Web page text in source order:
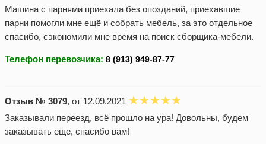
Машина с парнями приехала без опозданий, приехавшие
парни помогли мне ещё и собрать мебель, за это отдельное
спасибо, сэкономили мне время на поиск сборщика-мебели.
Телефон перевозчика:
Отзыв № 3079, от 12.09.2021
Заказывали переезд, всё прошло на ура! Довольны, будем
заказывать еще, спасибо вам!